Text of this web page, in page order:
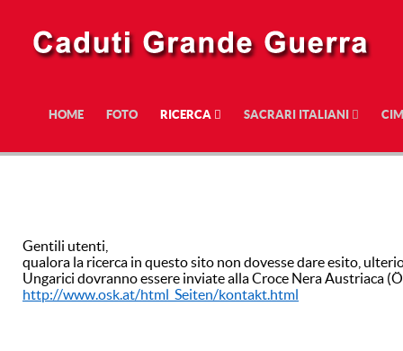
HOME FOTO RICERCA SACRARI ITALIANI
Gentili utenti,
qualora la ricerca in questo sito non dovesse dare esito,
Ungarici dovranno essere inviate alla Croce Nera Austriaca
http://www.osk.at/html_Seiten/kontakt.html